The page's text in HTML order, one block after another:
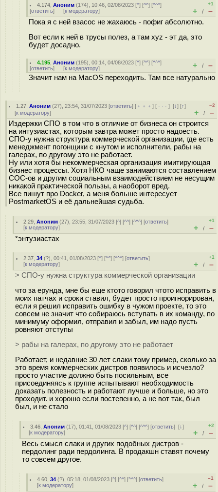
4.174 ,Аноним (174), 10:46, 02/08/2023 [^] [^^] [^^^]
[ответить] [к модератору]
+1
+ / –
Пока я с ней взасос не жахаюсь - пофиг абсолютно.
Вот если к ней в трусы полез, а там xyz - эт да, это
будет досадно.
4.195 ,Аноним (195), 00:14, 04/08/2023 [^] [^^] [^^^]
[ответить] [к модератору] + / –
Значит нам на MacOS переходить. Там все натурально
1.27 ,Аноним (27), 23:54, 31/07/2023 [ответить] [ ﹢﹢﹢] [ · · ·][↓] [↑]
[к модератору]
–2
+ / –
Издержки СПО в том что в отличие от бизнеса он строится
на интузиастах, которым завтра может просто надоесть.
СПО-у нужна структура коммерческой организации, где есть
менеджмент погонщики с кнутом и исполнители, рабы на
галерах, по другому это не работает.
Ну или хотя бы некоммерческая организация имитирующая
бизнес процессы. Хотя НКО чаще занимаются составлением
COC-ов и другим социальным взаимодействием не несущим
никакой практической пользы, а наоборот вред.
Все пишут про Docker, а меня больше интересует
PostmarketOS и её дальнейшая судьба.
2.29 ,Аноним (27), 23:55, 31/07/2023 [^] [^^] [^^^] [ответить]
[к модератору]
+1
+ / –
*энтузиастах
2.37 ,34 (?), 00:41, 01/08/2023 [^] [^^] [^^^] [ответить]
[к модератору]
+1
+ / –
> СПО-у нужна структура коммерческой организации
что за ерунда, мне бы еще ктото говорил чтото исправить в
моих патчах и сроки ставил, будет просто проигнорирован,
если я решил исправить ошибку в чужом проекте, то это
совсем не значит что собираюсь вступать в их команду, по
минимуму оформил, отправил и забыл, им надо пусть
ровняют отступы
> рабы на галерах, по другому это не работает
Работает, и недавние 30 лет слаки тому пример, сколько за
это время коммерческих дистров появилось и исчезло?
просто участие должно быть посильным, все
присоединяясь к группе испытывают необходимость
доказать полезность и работают лучше и больше, но это
проходит. и хорошо если постепенно, а не вот так, был
был, и не стало
3.46 ,Аноним (17), 01:41, 01/08/2023 [^] [^^] [^^^] [ответить][↓]
[к модератору]
+2
+ / –
Весь смысл слаки и других подобных дистров -
пердолинг ради пердолинга. В продакшн ставят почему
то совсем другое.
4.60 ,34 (?), 05:18, 01/08/2023 [^] [^^] [^^^] [ответить]
[к модератору]
–1
+ / –